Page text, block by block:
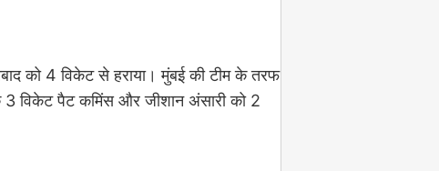
को 4 विकेट से हराया। मुंबई की टीम के तरफ
विकेट पैट कमिंस और जीशान अंसारी को 2